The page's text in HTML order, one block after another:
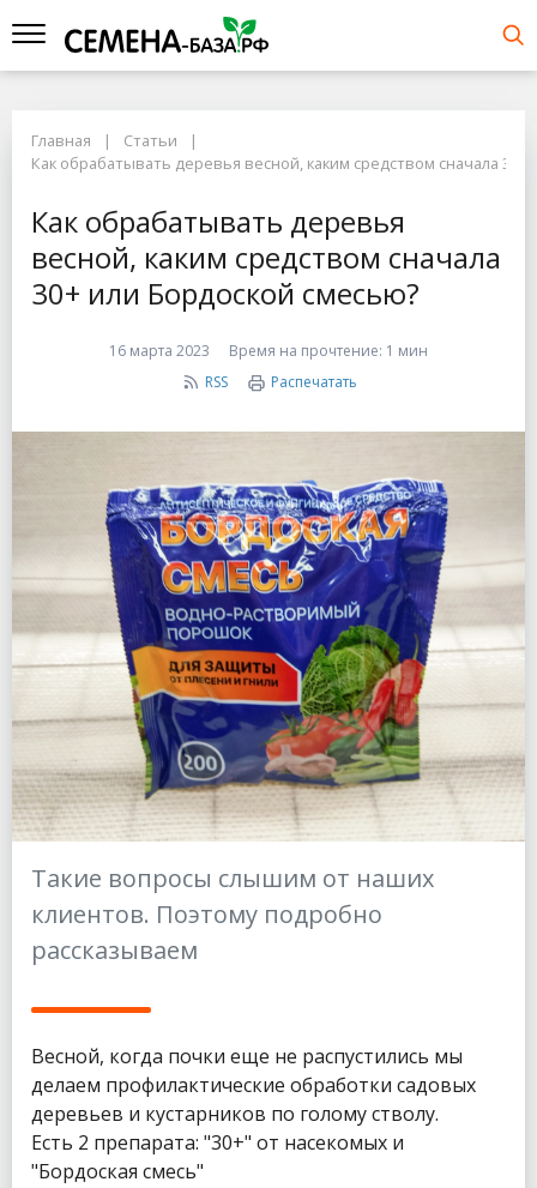
Главная
Статьи
Как обрабатывать деревья весной, каким средством сначала
Как обрабатывать деревья
весной, каким средством сначала
30+ или Бордоской смесью?
16 марта 2023 Время на прочтение: 1 мин
RSS
Распечатать
Такие вопросы слышим от наших
клиентов. Поэтому подробно
рассказываем
Весной, когда почки еще не распустились мы
делаем профилактические обработки садовых
деревьев и кустарников по голому стволу.
Есть 2 препарата: "30+" от насекомых и
"Бордоская смесь"